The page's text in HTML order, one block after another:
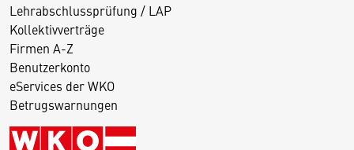
Lehrabschlussprüfung / LAP
Kollektivverträge
Firmen A-Z
Benutzerkonto
eServices der WKO
Betrugswarnungen